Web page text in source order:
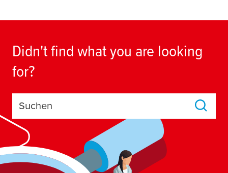
Didn't find what you are looking
for?
Suchen